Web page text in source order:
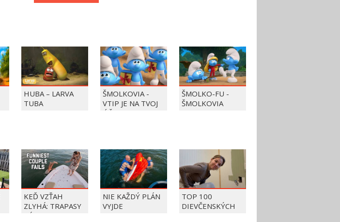
HUBA – LARVA
TUBA
ŠMOLKOVIA -
VTIP JE NA TVOJ
ÚČET
ŠMOLKO-FU -
ŠMOLKOVIA
KEĎ VZŤAH
ZLYHÁ: TRAPASY
PÁROV
NIE KAŽDÝ PLÁN
VYJDE
TOP 100
DIEVČENSKÝCH